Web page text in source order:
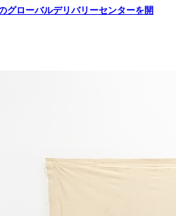
ローバルデリバリーセンターを開